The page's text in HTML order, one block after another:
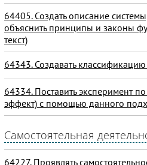
64405. Создать описание
объяснить принципы и законы
текст)
64343. Создавать
64334. Поставить эксперимент
эффект) с помощью данного
Самостоятельная
64227. Проявлять